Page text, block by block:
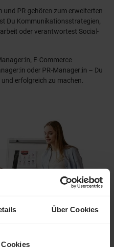
Über Cookies
PR gehören zum erweiterten
Du Kommunikationsstrategien,
oder verantwortest Social-
E-Commerce
oder PR-Manager:in – Du
erfolgreich zu machen.